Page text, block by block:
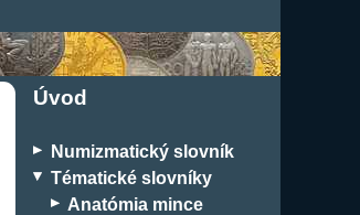
Úvod
Numizmatický slovník
Tématické slovníky
Anatómia mince